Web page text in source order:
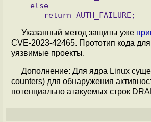
Указанный метод защиты уже
CVE-2023-42465. Прототип кода
уязвимые проекты.
Дополнение: Для ядра Linux
counters) для обнаружения
потенциально атакуемых строк